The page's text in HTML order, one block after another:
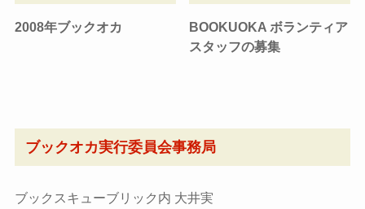
2008年ブックオカ
BOOKUOKA ボランティア
スタッフの募集
ブックオカ実行委員会事務局
ブックスキューブリック内 大井実